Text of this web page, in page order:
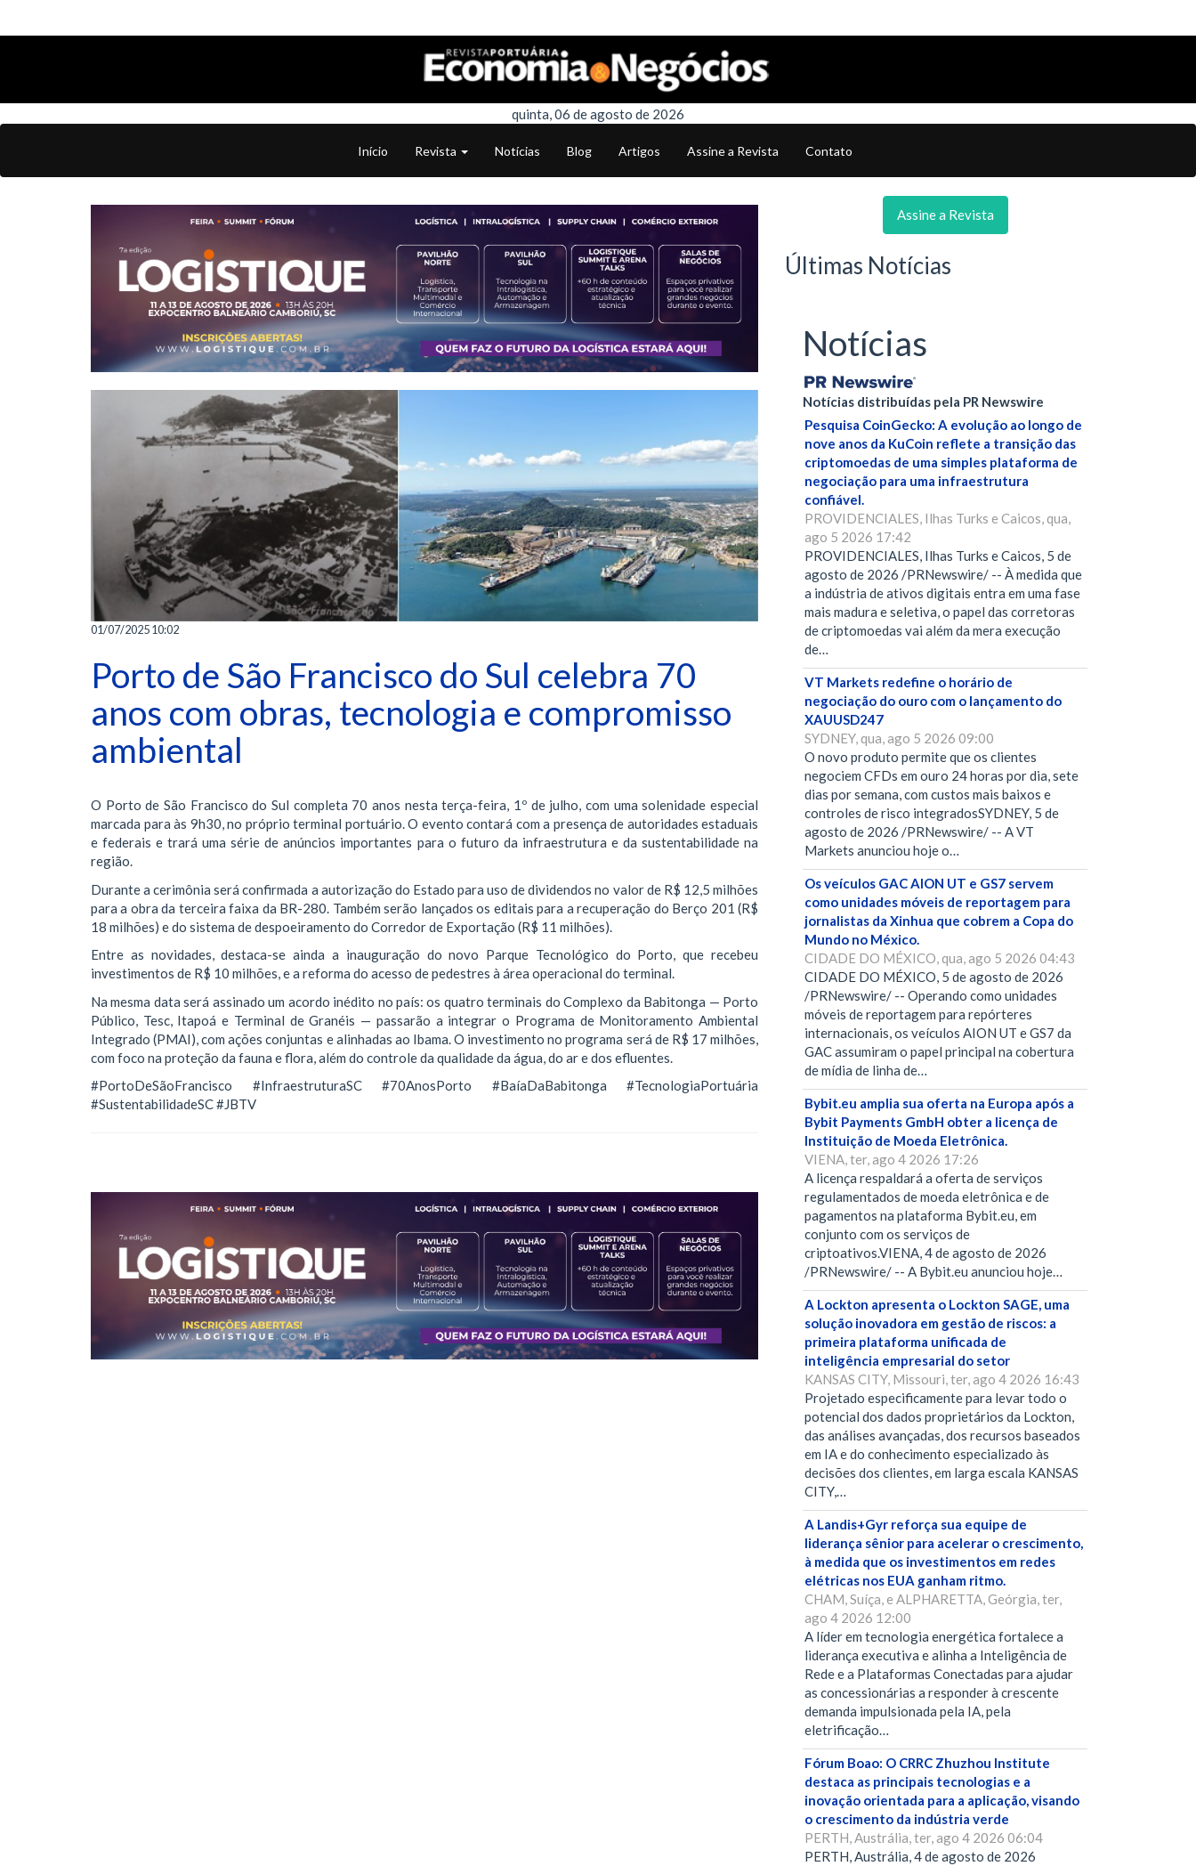
quinta, 06 de agosto de 2026
Início Revista Notícias Blog Artigos Assine a Revista Contato
01/07/2025 10:02
Porto de São Francisco do Sul celebra 70
anos com obras, tecnologia e compromisso
ambiental
O Porto de São Francisco do Sul completa 70 anos nesta terça-feira, 1º de julho, com uma solenidade especial
marcada para às 9h30, no próprio terminal portuário. O evento contará com a presença de autoridades estaduais
e federais e trará uma série de anúncios importantes para o futuro da infraestrutura e da sustentabilidade na
região.
Durante a cerimônia será confirmada a autorização do Estado para uso de dividendos no valor de R$ 12,5 milhões
para a obra da terceira faixa da BR-280. Também serão lançados os editais para a recuperação do Berço 201 (R$
18 milhões) e do sistema de despoeiramento do Corredor de Exportação (R$ 11 milhões).
Entre as novidades, destaca-se ainda a inauguração do novo Parque Tecnológico do Porto, que recebeu
investimentos de R$ 10 milhões, e a reforma do acesso de pedestres à área operacional do terminal.
Na mesma data será assinado um acordo inédito no país: os quatro terminais do Complexo da Babitonga — Porto
Público, Tesc, Itapoá e Terminal de Granéis — passarão a integrar o Programa de Monitoramento Ambiental
Integrado (PMAI), com ações conjuntas e alinhadas ao Ibama. O investimento no programa será de R$ 17 milhões,
com foco na proteção da fauna e flora, além do controle da qualidade da água, do ar e dos efluentes.
#PortoDeSãoFrancisco #InfraestruturaSC #70AnosPorto #BaíaDaBabitonga #TecnologiaPortuária
#SustentabilidadeSC #JBTV
Assine a Revista
Últimas Notícias
Notícias
Notícias distribuídas pela PR Newswire
Pesquisa CoinGecko: A evolução ao longo de
nove anos da KuCoin reflete a transição das
criptomoedas de uma simples plataforma de
negociação para uma infraestrutura
confiável.
PROVIDENCIALES, Ilhas Turks e Caicos, qua,
ago 5 2026 17:42
PROVIDENCIALES, Ilhas Turks e Caicos, 5 de
agosto de 2026 /PRNewswire/ -- À medida que
a indústria de ativos digitais entra em uma fase
mais madura e seletiva, o papel das corretoras
de criptomoedas vai além da mera execução
de…
VT Markets redefine o horário de
negociação do ouro com o lançamento do
XAUUSD247
SYDNEY, qua, ago 5 2026 09:00
O novo produto permite que os clientes
negociem CFDs em ouro 24 horas por dia, sete
dias por semana, com custos mais baixos e
controles de risco integradosSYDNEY, 5 de
agosto de 2026 /PRNewswire/ -- A VT
Markets anunciou hoje o…
Os veículos GAC AION UT e GS7 servem
como unidades móveis de reportagem para
jornalistas da Xinhua que cobrem a Copa do
Mundo no México.
CIDADE DO MÉXICO, qua, ago 5 2026 04:43
CIDADE DO MÉXICO, 5 de agosto de 2026
/PRNewswire/ -- Operando como unidades
móveis de reportagem para repórteres
internacionais, os veículos AION UT e GS7 da
GAC assumiram o papel principal na cobertura
de mídia de linha de…
Bybit.eu amplia sua oferta na Europa após a
Bybit Payments GmbH obter a licença de
Instituição de Moeda Eletrônica.
VIENA, ter, ago 4 2026 17:26
A licença respaldará a oferta de serviços
regulamentados de moeda eletrônica e de
pagamentos na plataforma Bybit.eu, em
conjunto com os serviços de
criptoativos.VIENA, 4 de agosto de 2026
/PRNewswire/ -- A Bybit.eu anunciou hoje…
A Lockton apresenta o Lockton SAGE, uma
solução inovadora em gestão de riscos: a
primeira plataforma unificada de
inteligência empresarial do setor
KANSAS CITY, Missouri, ter, ago 4 2026 16:43
Projetado especificamente para levar todo o
potencial dos dados proprietários da Lockton,
das análises avançadas, dos recursos baseados
em IA e do conhecimento especializado às
decisões dos clientes, em larga escala KANSAS
CITY,…
A Landis+Gyr reforça sua equipe de
liderança sênior para acelerar o crescimento,
à medida que os investimentos em redes
elétricas nos EUA ganham ritmo.
CHAM, Suíça, e ALPHARETTA, Geórgia, ter,
ago 4 2026 12:00
A líder em tecnologia energética fortalece a
liderança executiva e alinha a Inteligência de
Rede e a Plataformas Conectadas para ajudar
as concessionárias a responder à crescente
demanda impulsionada pela IA, pela
eletrificação…
Fórum Boao: O CRRC Zhuzhou Institute
destaca as principais tecnologias e a
inovação orientada para a aplicação, visando
o crescimento da indústria verde
PERTH, Austrália, ter, ago 4 2026 06:04
PERTH, Austrália, 4 de agosto de 2026